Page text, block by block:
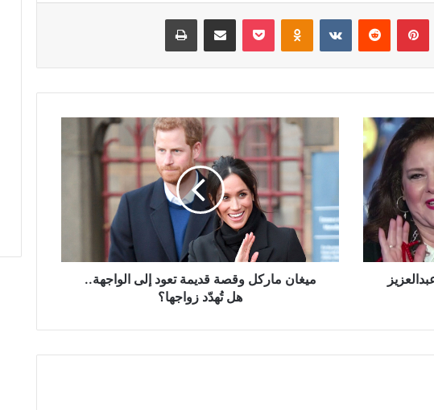
بينتيريست Odnoklassniki
‫Pocket مشاركة عبر البريد طباعة
ماركل
وقصة
إلى
الواجهة..
هل
تُهدّد
زواجها؟ميغان ماركل وقصة قديمة تعود إلى الواجهة..
هل تُهدّد زواجها؟